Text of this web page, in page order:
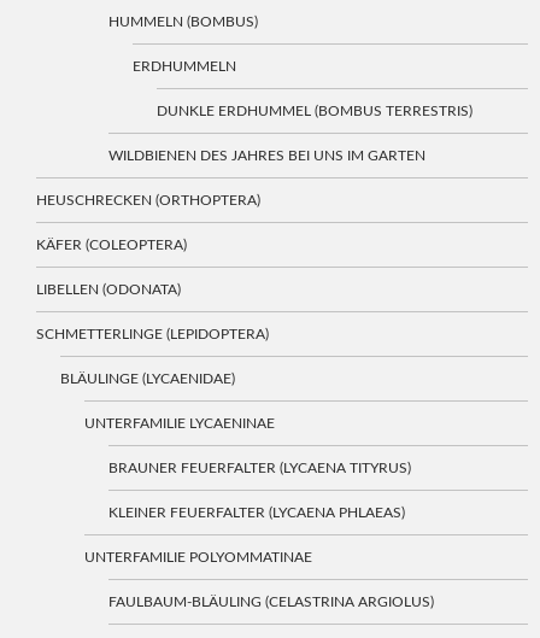
HUMMELN (BOMBUS)
ERDHUMMELN
DUNKLE ERDHUMMEL (BOMBUS TERRESTRIS)
WILDBIENEN DES JAHRES BEI UNS IM GARTEN
HEUSCHRECKEN (ORTHOPTERA)
KÄFER (COLEOPTERA)
LIBELLEN (ODONATA)
SCHMETTERLINGE (LEPIDOPTERA)
BLÄULINGE (LYCAENIDAE)
UNTERFAMILIE LYCAENINAE
BRAUNER FEUERFALTER (LYCAENA TITYRUS)
KLEINER FEUERFALTER (LYCAENA PHLAEAS)
UNTERFAMILIE POLYOMMATINAE
FAULBAUM-BLÄULING (CELASTRINA ARGIOLUS)